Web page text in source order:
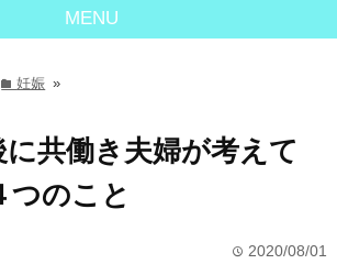
MENU
folder妊娠 »
に共働き夫婦が考えて
つのこと
time 2020/08/01